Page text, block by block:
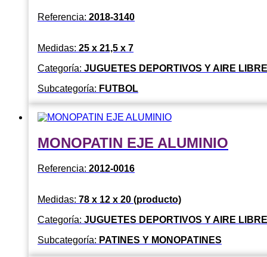
Referencia: 2018-3140
Medidas: 25 x 21,5 x 7
Categoría: JUGUETES DEPORTIVOS Y AIRE LIBRE
Subcategoría: FUTBOL
MONOPATIN EJE ALUMINIO
Referencia: 2012-0016
Medidas: 78 x 12 x 20 (producto)
Categoría: JUGUETES DEPORTIVOS Y AIRE LIBRE
Subcategoría: PATINES Y MONOPATINES